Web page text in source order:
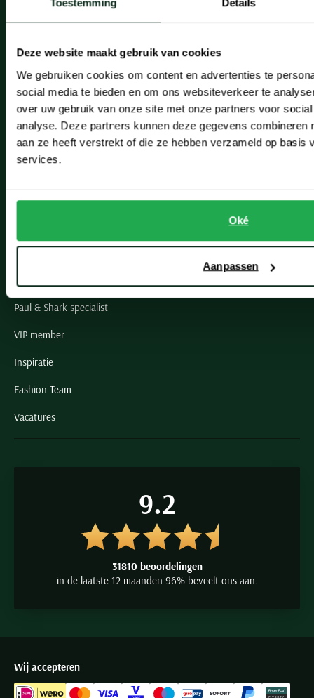
Toestemming Details
Deze website maakt gebruik van cookies
We gebruiken cookies om content en advertenties te
social media te bieden en om ons websiteverkeer te
over uw gebruik van onze site met onze partners voor
analyse. Deze partners kunnen deze gegevens combineren
aan ze heeft verstrekt of die ze hebben verzameld op basis
services.
Oké
Aanpassen
Heemstede
Hillegom
Leiderdorp
Lisse
Noordwijk
Schulte Herenmode
Paul & Shark specialist
VIP member
Inspiratie
Fashion Team
Vacatures
9.2
31810 beoordelingen
in de laatste 12 maanden 96% beveelt ons aan.
Wij accepteren